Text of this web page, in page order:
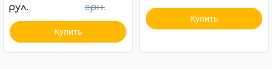
рул.
грн.
Купить
Купить